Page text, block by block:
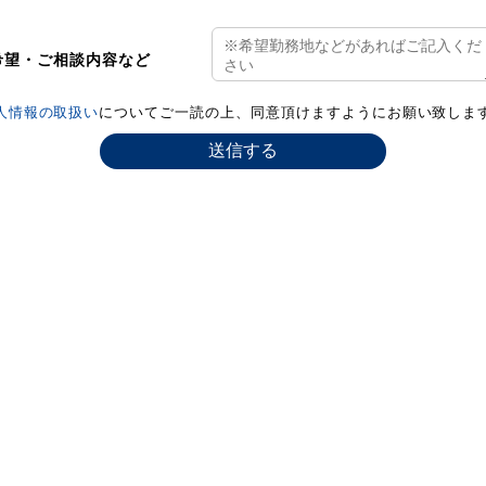
望・ご相談内容など
情報の取扱いについてご一読の上、同意頂けますようにお願い致しま